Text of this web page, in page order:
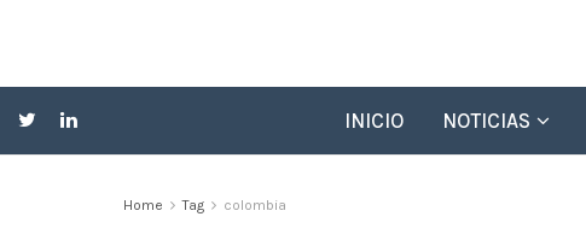
INICIO NOTICIAS
Home Tag colombia